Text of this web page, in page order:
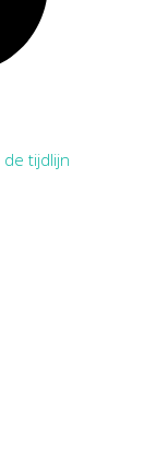
tijdlijn